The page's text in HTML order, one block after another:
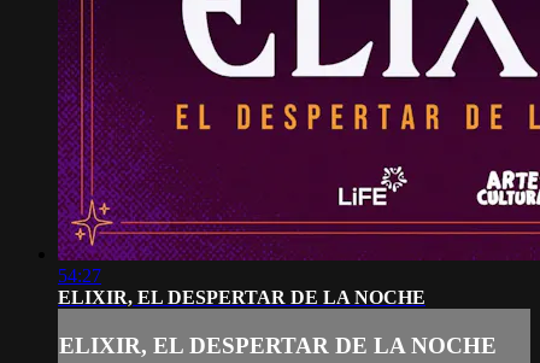
54:27
ELIXIR, EL DESPERTAR DE LA NOCHE
ELIXIR, EL DESPERTAR DE LA NOCHE